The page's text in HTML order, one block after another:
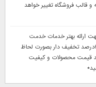
قالب فروشگاه تغییر خواهد
ارائه بهتر خدمات خدمت
مشتریان عزیز. تمام محصولات خود را از 30تا 60درصد تخفیف دار بصورت لحاظ
قیمت محصولات و کیفیت